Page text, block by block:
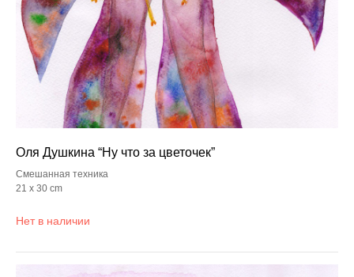
Оля Душкина “Ну что за цветочек”
Смешанная техника
21 x 30 cm
Нет в наличии